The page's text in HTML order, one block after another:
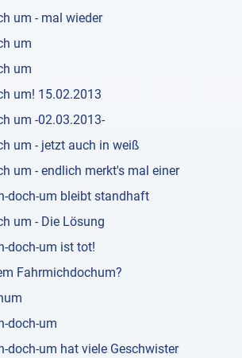
um - mal wieder
um
um
um! 15.02.2013
um -02.03.2013-
um - jetzt auch in weiß
um - endlich merkt's mal einer
doch-um bleibt standhaft
um - Die Lösung
doch-um ist tot!
Fahrmichdochum?
doch-um
doch-um hat viele Geschwister